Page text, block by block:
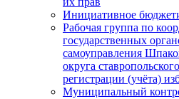
Инициативное
Рабочая группа по
государственных
самоуправления
округа
регистрации (учёта)
Муниципальный